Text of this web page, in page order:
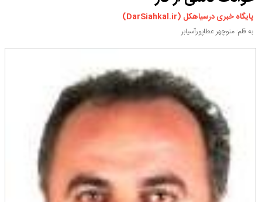
ورزشی
چندرسانه ای
مسیر گردشگری دیلمان
درباره ما
پایگاه خبری درسیاهکل (DarSiahkal.ir)
به قلم: منوچهر عطاپورآسیابر